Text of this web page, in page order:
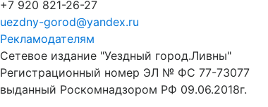
+7 920 821-26-27
uezdny-gorod@yandex.ru
Рекламодателям
Сетевое издание "Уездный город.Ливны"
Регистрационный номер ЭЛ № ФС 77-73077
выданный Роскомнадзором РФ 09.06.2018г.